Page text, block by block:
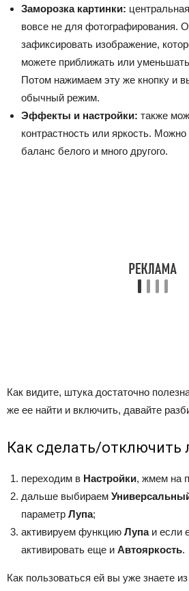
Заморозка картинки:
вовсе не для фотографирования.
зафиксировать изображение,
можете приближать или
Потом нажимаем эту же кнопку и
обычный режим.
Эффекты и настройки: также
контрастность или яркость.
баланс белого и много другого.
Как видите, штука достаточно
же ее найти и включить, давайте
Как сделать/отключить
переходим в Настройки, жмем на
дальше выбираем
параметр Лупа;
активируем функцию Лупаи если
активировать еще и Автояркость.
Как пользоваться ей вы уже знаете